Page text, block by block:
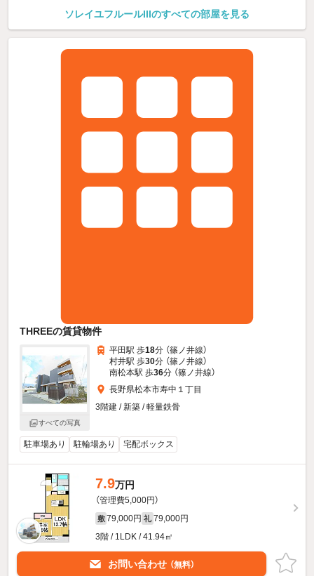
ソレイユフルールIIIのすべての部屋を見る
THREEの賃貸物件
すべての写真
平田駅 歩18分 （篠ノ井線）
村井駅 歩30分 （篠ノ井線）
南松本駅 歩36分 （篠ノ井線）
長野県松本市寿中１丁目
3階建 / 新築 / 軽量鉄骨
駐車場あり 駐輪場あり 宅配ボックス
7.9万円
（管理費5,000円）
敷 79,000円 礼 79,000円
3階 / 1LDK / 41.94㎡
お問い合わせ （無料）